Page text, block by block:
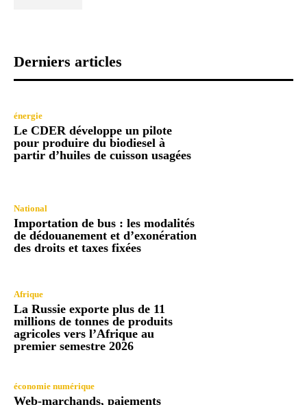
Derniers articles
énergie
Le CDER développe un pilote
pour produire du biodiesel à
partir d’huiles de cuisson usagées
National
Importation de bus : les modalités
de dédouanement et d’exonération
des droits et taxes fixées
Afrique
La Russie exporte plus de 11
millions de tonnes de produits
agricoles vers l’Afrique au
premier semestre 2026
économie numérique
Web-marchands, paiements